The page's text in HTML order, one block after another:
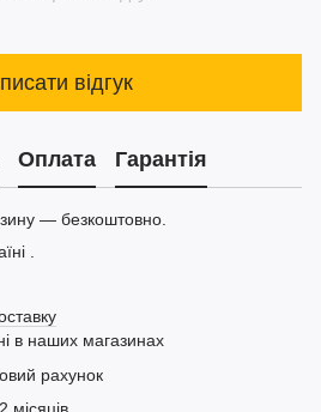
відгук
Оплата Гарантія
— безкоштовно.
.
в наших магазинах
рахунок